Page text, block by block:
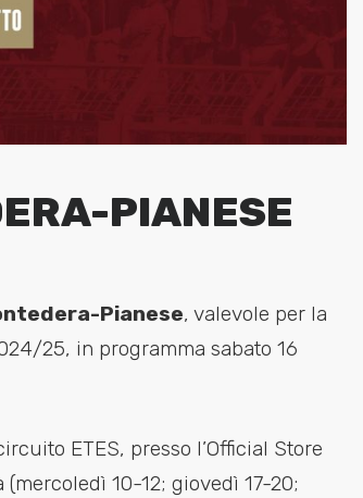
PIANESE
Pianese, valevole per la
25, in programma sabato 16
ETES, presso l’Official Store
10-12; giovedì 17-20;